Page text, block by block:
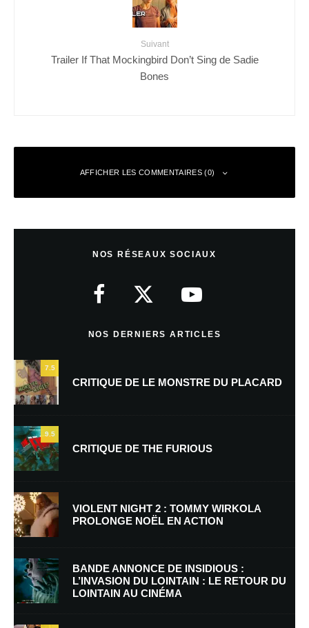
Suivant
Trailer If That Mockingbird Don’t Sing de Sadie
Bones
AFFICHER LES COMMENTAIRES (0)
Nom*
E-mail *
Enregistrer mon nom, mon e-mail et mon site dans le navigateur pour
mon prochain commentaire.
NOS RÉSEAUX SOCIAUX
NOS DERNIERS ARTICLES
7.5
CRITIQUE DE LE MONSTRE DU PLACARD
9.5
CRITIQUE DE THE FURIOUS
VIOLENT NIGHT 2 : TOMMY WIRKOLA
PROLONGE NOËL EN ACTION
BANDE ANNONCE DE INSIDIOUS :
L’INVASION DU LOINTAIN : LE RETOUR DU
LOINTAIN AU CINÉMA